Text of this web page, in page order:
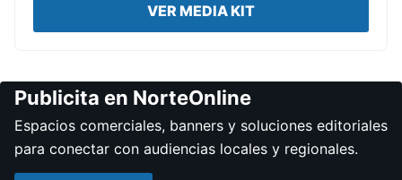
VER MEDIA KIT
Publicita en NorteOnline
Espacios comerciales, banners y soluciones editoriales
para conectar con audiencias locales y regionales.